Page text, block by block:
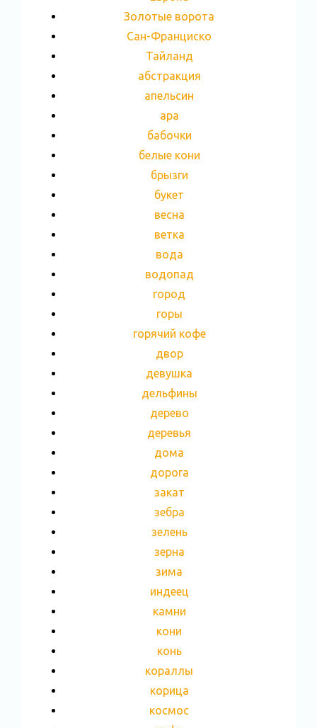
Золотые ворота
Сан-Франциско
Тайланд
абстракция
апельсин
ара
бабочки
белые кони
брызги
букет
весна
ветка
вода
водопад
город
горы
горячий кофе
двор
девушка
дельфины
дерево
деревья
дома
дорога
закат
зебра
зелень
зерна
зима
индеец
камни
кони
конь
кораллы
корица
космос